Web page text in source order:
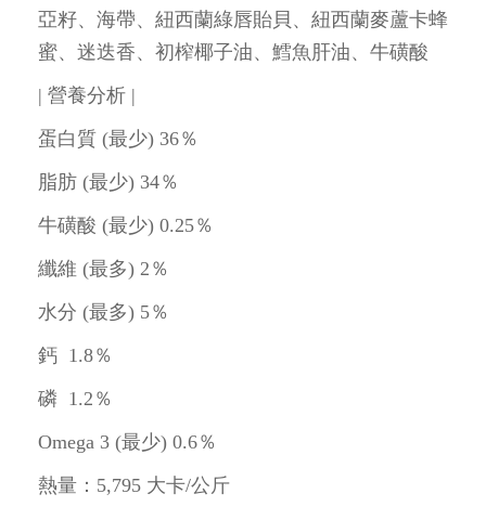
亞籽、海帶、紐西蘭綠唇貽貝、紐西蘭麥蘆卡蜂
蜜、迷迭香、初榨椰子油、鱈魚肝油、牛磺酸
| 營養分析 |
蛋白質 (最少) 36％
脂肪 (最少) 34％
牛磺酸 (最少) 0.25％
纖維 (最多) 2％
水分 (最多) 5％
鈣 1.8％
磷 1.2％
Omega 3 (最少) 0.6％
熱量：5,795 大卡/公斤